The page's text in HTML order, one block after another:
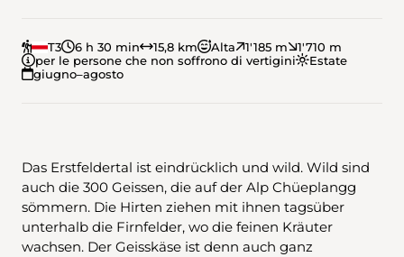
T3 6 h 30 min 15,8 km Alta 1'185 m
1'710 m
per le persone che non soffrono di vertigini
Estate
giugno–agosto
Das Erstfeldertal ist eindrücklich und wild. Wild sind
auch die 300 Geissen, die auf der Alp Chüeplangg
sömmern. Die Hirten ziehen mit ihnen tagsüber
unterhalb die Firnfelder, wo die feinen Kräuter
wachsen. Der Geisskäse ist denn auch ganz